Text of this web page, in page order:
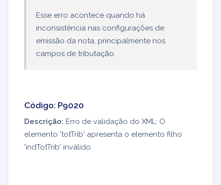
Esse erro acontece quando há
inconsistência nas configurações de
emissão da nota, principalmente nos
campos de tributação.
Código: P9020
Descrição: Erro de validação do XML: O
elemento 'totTrib' apresenta o elemento filho
'indTotTrib' inválido.